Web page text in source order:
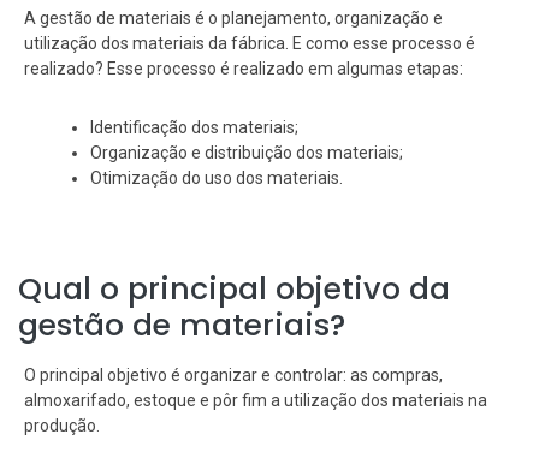
A gestão de materiais é o planejamento, organização e
utilização dos materiais da fábrica. E como esse processo é
realizado? Esse processo é realizado em algumas etapas:
Identificação dos materiais;
Organização e distribuição dos materiais;
Otimização do uso dos materiais.
Qual o principal objetivo da
gestão de materiais?
O principal objetivo é organizar e controlar: as compras,
almoxarifado, estoque e pôr fim a utilização dos materiais na
produção.